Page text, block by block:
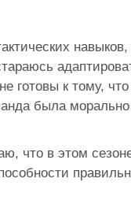
навыков,
готовы к тому, что
была
что в этом